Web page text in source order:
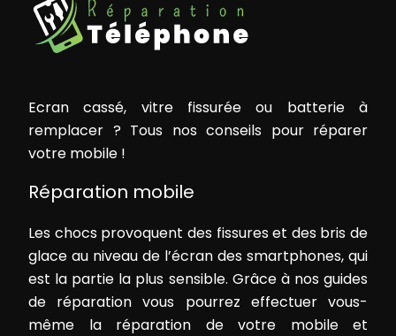
Ecran cassé, vitre fissurée ou batterie à
remplacer ? Tous nos conseils pour réparer
votre mobile !
Réparation mobile
Les chocs provoquent des fissures et des bris de
glace au niveau de l’écran des smartphones, qui
est la partie la plus sensible. Grâce à nos guides
de réparation vous pourrez effectuer vous-
même la réparation de votre mobile et